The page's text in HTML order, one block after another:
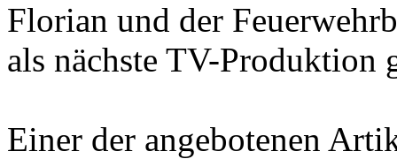
Florian und der
als nächste TV-Produktion
Einer der angebotenen